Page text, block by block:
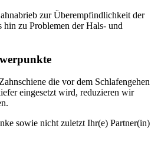
zur Überempfindlichkeit der
hin zu Problemen der Hals- und
die vor dem Schlafengehen
eingesetzt wird, reduzieren wir
sowie nicht zuletzt Ihr(e) Partner(in)